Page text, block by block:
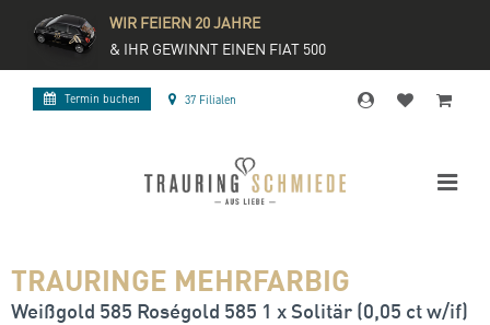
WIR FEIERN 20 JAHRE
& IHR GEWINNT EINEN FIAT 500
Termin buchen 37 Filialen
TRAURINGE MEHRFARBIG
Weißgold 585 Roségold 585 1 x Solitär (0,05 ct w/if)